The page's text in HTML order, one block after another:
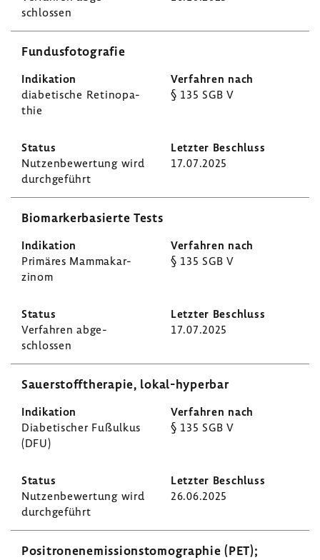
schlossen
Fundus­fo­to­grafie
diabe­ti­sche Reti­no­pa­
thie
§ 135 SGB V
Nutzen­be­wer­tung wird
durch­ge­führt
17.07.2025
Biomar­ker­ba­sierte Tests
Primäres Mamma­kar­
zinom
§ 135 SGB V
Verfahren abge­
schlossen
17.07.2025
Sauer­stoff­the­rapie, lokal-​hyperbar
Diabe­ti­scher Fußulkus
(DFU)
§ 135 SGB V
Nutzen­be­wer­tung wird
durch­ge­führt
26.06.2025
Posi­tro­nen­emis­si­ons­to­mo­gra­phie (PET);